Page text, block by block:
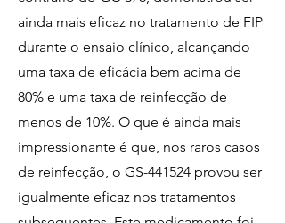
ainda mais eficaz no tratamento de FIP
durante o ensaio clínico, alcançando
uma taxa de eficácia bem acima de
80% e uma taxa de reinfecção de
menos de 10%. O que é ainda mais
impressionante é que, nos raros casos
de reinfecção, o GS-441524 provou ser
igualmente eficaz nos tratamentos